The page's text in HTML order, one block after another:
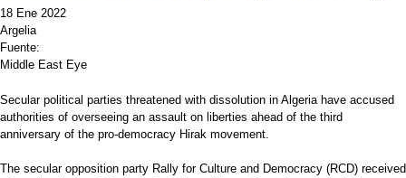
18 Ene 2022
Argelia
Fuente:
Middle East Eye
Secular political parties threatened with dissolution in Algeria have accused
authorities of overseeing an assault on liberties ahead of the third
anniversary of the pro-democracy Hirak movement.
The secular opposition party Rally for Culture and Democracy (RCD) received